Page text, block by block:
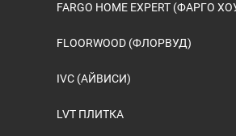
FARGO HOME EXPERT (ФАРГО
FLOORWOOD (ФЛОРВУД)
IVC (АЙВИСИ)
LVT ПЛИТКА